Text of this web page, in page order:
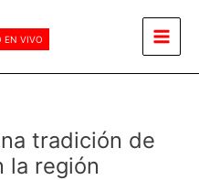
EN VIVO
Main
tradición de
la región